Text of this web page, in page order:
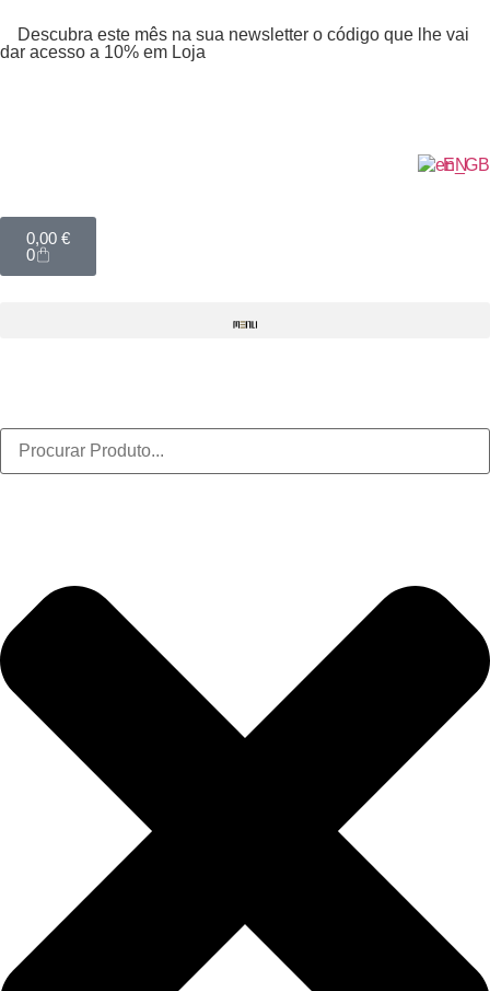
Descubra este mês na sua newsletter o código que lhe vai
dar acesso a 10% em Loja
EN
0,00 €
0